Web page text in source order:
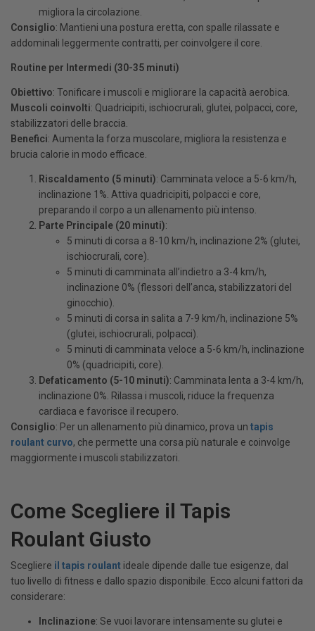
migliora la circolazione.
Consiglio: Mantieni una postura eretta, con spalle rilassate e
addominali leggermente contratti, per coinvolgere il core.
Routine per Intermedi (30-35 minuti)
Obiettivo: Tonificare i muscoli e migliorare la capacità aerobica.
Muscoli coinvolti: Quadricipiti, ischiocrurali, glutei, polpacci, core,
stabilizzatori delle braccia.
Benefici: Aumenta la forza muscolare, migliora la resistenza e
brucia calorie in modo efficace.
Riscaldamento (5 minuti): Camminata veloce a 5-6 km/h,
inclinazione 1%. Attiva quadricipiti, polpacci e core,
preparando il corpo a un allenamento più intenso.
Parte Principale (20 minuti):
5 minuti di corsa a 8-10 km/h, inclinazione 2% (glutei,
ischiocrurali, core).
5 minuti di camminata all’indietro a 3-4 km/h,
inclinazione 0% (flessori dell’anca, stabilizzatori del
ginocchio).
5 minuti di corsa in salita a 7-9 km/h, inclinazione 5%
(glutei, ischiocrurali, polpacci).
5 minuti di camminata veloce a 5-6 km/h, inclinazione
0% (quadricipiti, core).
Defaticamento (5-10 minuti): Camminata lenta a 3-4 km/h,
inclinazione 0%. Rilassa i muscoli, riduce la frequenza
cardiaca e favorisce il recupero.
Consiglio: Per un allenamento più dinamico, prova un tapis
roulant curvo, che permette una corsa più naturale e coinvolge
maggiormente i muscoli stabilizzatori.
Come Scegliere il Tapis
Roulant Giusto
Scegliere il tapis roulant ideale dipende dalle tue esigenze, dal
tuo livello di fitness e dallo spazio disponibile. Ecco alcuni fattori da
considerare:
Inclinazione: Se vuoi lavorare intensamente su glutei e